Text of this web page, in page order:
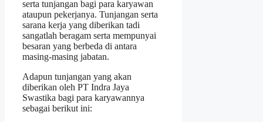
serta tunjangan bagi para karyawan
ataupun pekerjanya. Tunjangan serta
sarana kerja yang diberikan tadi
sangatlah beragam serta mempunyai
besaran yang berbeda di antara
masing-masing jabatan.
Adapun tunjangan yang akan
diberikan oleh PT Indra Jaya
Swastika bagi para karyawannya
sebagai berikut ini: